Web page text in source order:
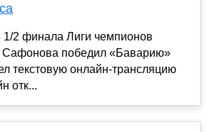
1/2 финала Лиги чемпионов
победил «Баварию»
текстовую онлайн-трансляцию
отк...